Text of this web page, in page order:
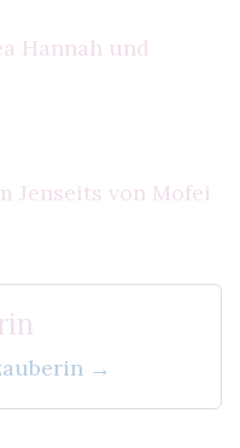
Hannah und
Jenseits von Mofei
→